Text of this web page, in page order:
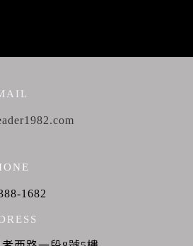
1682